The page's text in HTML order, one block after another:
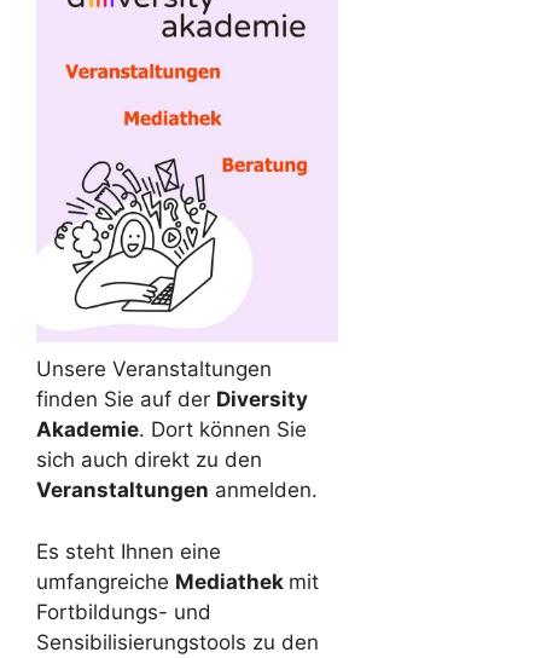
Unsere Veranstaltungen
finden Sie auf der Diversity
Akademie. Dort können Sie
sich auch direkt zu den
Veranstaltungen anmelden.
Es steht Ihnen eine
umfangreiche Mediathek mit
Fortbildungs- und
Sensibilisierungstools zu den